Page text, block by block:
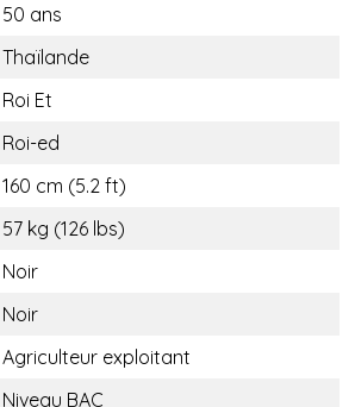
50 ans
Thaïlande
Roi Et
Roi-ed
160 cm (5.2 ft)
57 kg (126 lbs)
Noir
Noir
Agriculteur exploitant
Niveau BAC